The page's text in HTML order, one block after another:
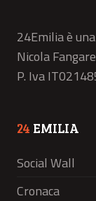
24Emilia è
Nicola
P. Iva
24 EMILIA
Social Wall
Cronaca